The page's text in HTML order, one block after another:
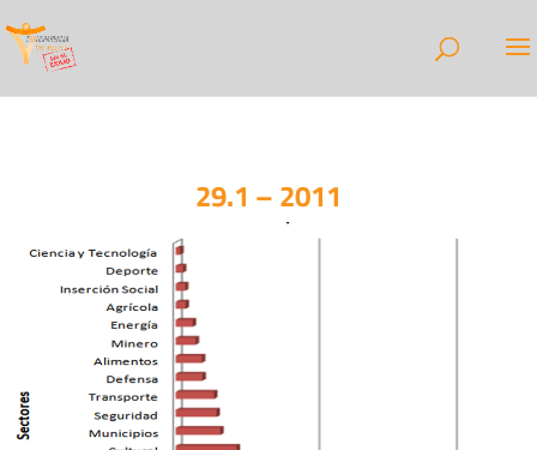
29.1 – 2011